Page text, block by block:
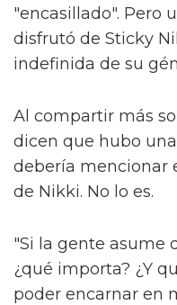
"encasillado". Pero
disfrutó de Sticky
indefinida de su
Al compartir más
dicen que hubo
debería mencionar
de Nikki. No lo es.
"Si la gente asume
¿qué importa? ¿Y
poder encarnar en